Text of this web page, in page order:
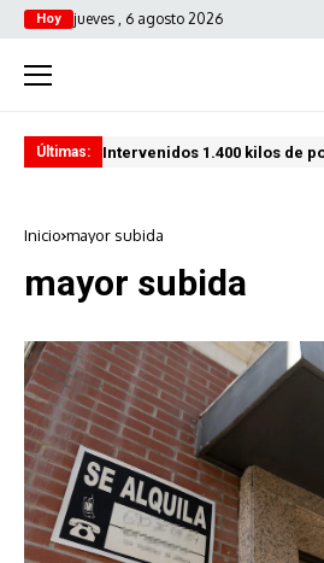
Hoy jueves , 6 agosto 2026
Últimas: Intervenidos 1.400 kilos de
Inicio mayor subida
mayor subida